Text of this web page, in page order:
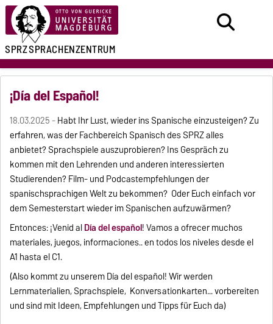
SPRZSPRACHENZENTRUM
¡Día del Español!
18.03.2025 -Habt Ihr Lust, wieder ins Spanische einzusteigen? Zu
erfahren, was der Fachbereich Spanisch des SPRZ alles
anbietet? Sprachspiele auszuprobieren? Ins Gespräch zu
kommen mit den Lehrenden und anderen interessierten
Studierenden? Film- und Podcastempfehlungen der
spanischsprachigen Welt zu bekommen? Oder Euch einfach vor
dem Semesterstart wieder im Spanischen aufzuwärmen?
Entonces: ¡Venid alDía del español! Vamos a ofrecer muchos
materiales, juegos, informaciones.. en todos los niveles desde el
A1 hasta el C1.
(Also kommt zu unserem Día del español! Wir werden
Lernmaterialien, Sprachspiele, Konversationkarten... vorbereiten
und sind mit Ideen, Empfehlungen und Tipps für Euch da)